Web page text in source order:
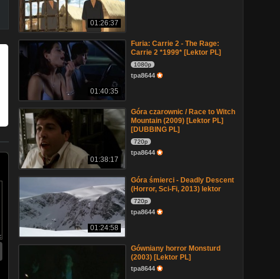
01:26:37
01:40:35
Furia: Carrie 2 - The Rage:
Carrie 2 *1999* [Lektor PL]
1080p
tpa8644
01:38:17
Góra czarownic / Race to Witch
Mountain (2009) [Lektor PL]
[DUBBING PL]
720p
tpa8644
01:24:58
Góra śmierci - Deadly Descent
(Horror, Sci-Fi, 2013) lektor
720p
tpa8644
Gówniany horror Monsturd
(2003) [Lektor PL]
tpa8644